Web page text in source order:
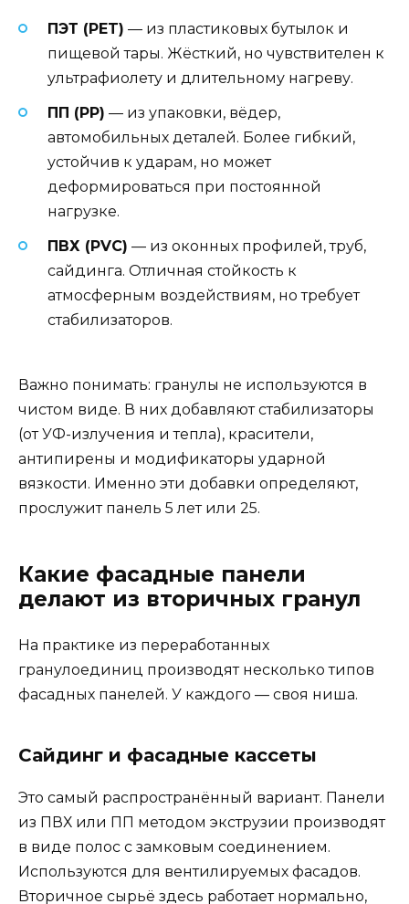
ПЭТ (PET) — из пластиковых бутылок и
пищевой тары. Жёсткий, но чувствителен к
ультрафиолету и длительному нагреву.
ПП (PP) — из упаковки, вёдер,
автомобильных деталей. Более гибкий,
устойчив к ударам, но может
деформироваться при постоянной
нагрузке.
ПВХ (PVC) — из оконных профилей, труб,
сайдинга. Отличная стойкость к
атмосферным воздействиям, но требует
стабилизаторов.
Важно понимать: гранулы не используются в
чистом виде. В них добавляют стабилизаторы
(от УФ-излучения и тепла), красители,
антипирены и модификаторы ударной
вязкости. Именно эти добавки определяют,
прослужит панель 5 лет или 25.
Какие фасадные панели
делают из вторичных гранул
На практике из переработанных
гранулоединиц производят несколько типов
фасадных панелей. У каждого — своя ниша.
Сайдинг и фасадные кассеты
Это самый распространённый вариант. Панели
из ПВХ или ПП методом экструзии производят
в виде полос с замковым соединением.
Используются для вентилируемых фасадов.
Вторичное сырьё здесь работает нормально,